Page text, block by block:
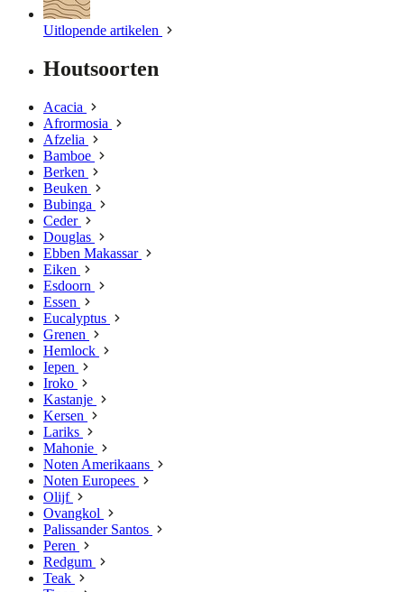
Uitlopende artikelen
Houtsoorten
Acacia
Afrormosia
Afzelia
Bamboe
Berken
Beuken
Bubinga
Ceder
Douglas
Ebben Makassar
Eiken
Esdoorn
Essen
Eucalyptus
Grenen
Hemlock
Iepen
Iroko
Kastanje
Kersen
Lariks
Mahonie
Noten Amerikaans
Noten Europees
Olijf
Ovangkol
Palissander Santos
Peren
Redgum
Teak